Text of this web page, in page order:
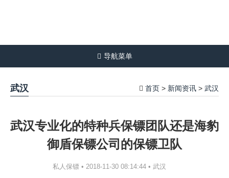
导航菜单
首页 > 新闻资讯 > 武汉
武汉
武汉专业化的特种兵保镖团队还是海豹
御盾保镖公司的保镖卫队
私人保镖 • 2018-11-30 08:14:44 • 武汉